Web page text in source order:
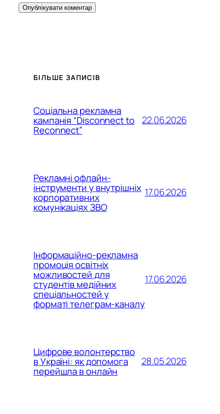
БІЛЬШЕ ЗАПИСІВ
Соціальна рекламна
кампанія “Disconnect to
Reconnect”
22.06.2026
Рекламні офлайн-
інструменти у внутрішніх
корпоративних
комунікаціях ЗВО
17.06.2026
Інформаційно-рекламна
промоція освітніх
можливостей для
студентів медійних
спеціальностей у
форматі телеграм-каналу
17.06.2026
Цифрове волонтерство
в Україні: як допомога
перейшла в онлайн
28.05.2026